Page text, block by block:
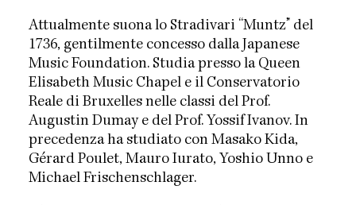
Attualmente suona lo Stradivari “Muntz” del
1736, gentilmente concesso dalla Japanese
Music Foundation. Studia presso la Queen
Elisabeth Music Chapel e il Conservatorio
Reale di Bruxelles nelle classi del Prof.
Augustin Dumay e del Prof. Yossif Ivanov. In
precedenza ha studiato con Masako Kida,
Gérard Poulet, Mauro Iurato, Yoshio Unno e
Michael Frischenschlager.